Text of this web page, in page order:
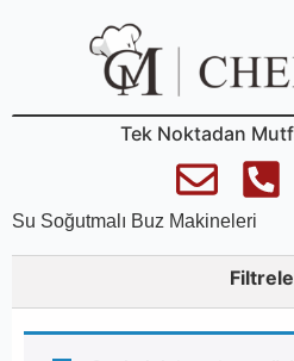
Tek Noktadan
Su Soğutmalı Buz Makineleri